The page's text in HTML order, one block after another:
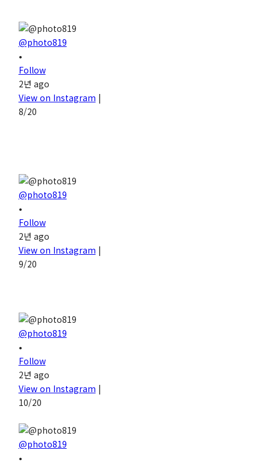
@photo819
•
Follow
2년 ago
View on Instagram |
8/20
@photo819
•
Follow
2년 ago
View on Instagram |
9/20
@photo819
•
Follow
2년 ago
View on Instagram |
10/20
@photo819
•